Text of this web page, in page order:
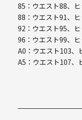
85：ウエスト88、
88：ウエスト91、
92：ウエスト95、
96：ウエスト99、
A0：ウエスト103、
A5：ウエスト107、